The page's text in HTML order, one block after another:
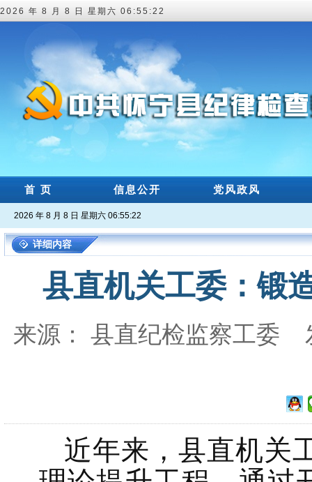
2026 年 8 月 8 日 星期六 06:55:22
首 页 信息公开 党风政风
2026 年 8 月 8 日 星期六 06:55:22
详细内容
县直机关工委：锻
来源： 县直纪检监察工委
近年来，县直机关